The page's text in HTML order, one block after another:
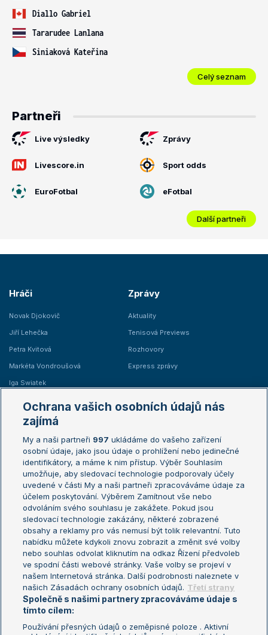
Diallo Gabriel
Tararudee Lanlana
Siniaková Kateřina
Celý seznam
Partneři
Live výsledky Zprávy
Livescore.in Sport odds
EuroFotbal eFotbal
Další partneři
Hráči
Novak Djokovič
Jiří Lehečka
Petra Kvitová
Markéta Vondroušová
Iga Swiatek
Zprávy
Aktuality
Tenisová Previews
Rozhovory
Express zprávy
Žebříčky
Žebříček ATP (muži)
Žebříček WTA (ženy)
Sázkařský žebříček
Australian Open
French Open
Wimbledon
US Open
Turnaj mistrů
Turnaj mistryň
Aktualní trendy
Fotbalové přestupy
Livesport Daily
LS Prague Open
Ochrana vašich osobních údajů nás
zajímá
My a naši partneři 997 ukládáme do vašeho zařízení
osobní údaje, jako jsou údaje o prohlížení nebo jedinečné
identifikátory, a máme k nim přístup. Výběr Souhlasím
umožňuje, aby sledovací technologie podporovaly účely
uvedené v části My a naši partneři zpracováváme údaje za
účelem poskytování. Výběrem Zamítnout vše nebo
odvoláním svého souhlasu je zakážete. Pokud jsou
sledovací technologie zakázány, některé zobrazené
obsahy a reklamy pro vás nemusí být tolik relevantní. Tuto
nabídku můžete kdykoli znovu zobrazit a změnit své volby
nebo souhlas odvolat kliknutím na odkaz Řízení předvoleb
ve spodní části webové stránky. Vaše volby se projeví v
našem Internetová stránka. Další podrobnosti naleznete v
našich Zásadách ochrany osobních údajů. Třetí strany
Společně s našimi partnery zpracováváme údaje s
tímto cílem:
Používání přesných údajů o zeměpisné poloze . Aktivní